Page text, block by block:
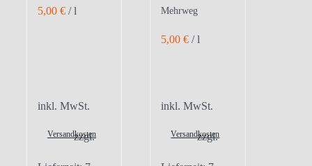
5,00 € /l
inkl. MwSt.
zzgl.
Versandkosten
Mehrweg
5,00€ /l
inkl. MwSt.
zzgl.
Versandkosten